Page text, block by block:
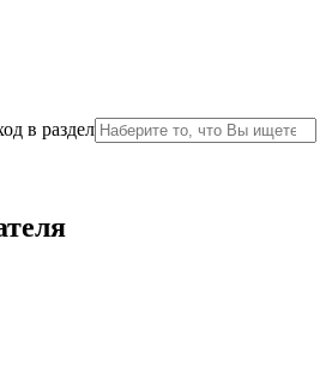
в раздел